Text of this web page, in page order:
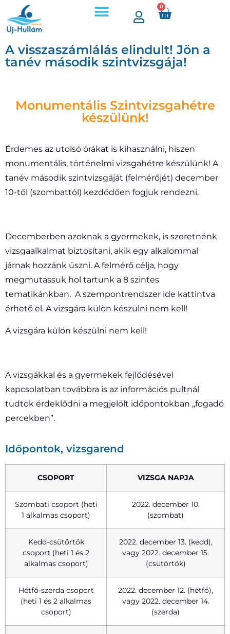
0
A visszaszámlálás elindult! Jön a
tanév második szintvizsgája!
Monumentális Szintvizsgahétre
készülünk!
Érdemes az utolsó órákat is kihasználni, hiszen
monumentális, történelmi vizsgahétre készülünk! A
tanév második szintvizsgáját (felmérőjét) december
10-től (szombattól) kezdődően fogjuk rendezni.
Decemberben azoknak a gyermekek, is szeretnénk
vizsgaalkalmat biztosítani, akik egy alkalommal
járnak hozzánk úszni. A felmérő célja, hogy
megmutassuk hol tartunk a 8 szintes
tematikánkban. A szempontrendszer ide kattintva
érhető el. A vizsgára külön készülni nem kell!
A vizsgára külön készülni nem kell!
A vizsgákkal és a gyermekek fejlődésével
kapcsolatban továbbra is az információs pultnál
tudtok érdeklődni a megjelölt időpontokban „fogadó
percekben”.
Időpontok, vizsgarend
CSOPORT VIZSGA NAPJA
Szombati csoport (heti
1 alkalmas csoport)
2022. december 10.
(szombat)
Kedd-csütörtök
csoport (heti 1 és 2
alkalmas csoport)
2022. december 13. (kedd),
vagy 2022. december 15.
(csütörtök)
Hétfő-szerda csoport
(heti 1 és 2 alkalmas
csoport)
2022. december 12. (hétfő),
vagy 2022. december 14.
(szerda)